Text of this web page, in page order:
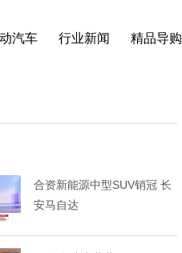
汽车 行业新闻 精品导购
合资新能源中型SUV销冠 长
安马自达